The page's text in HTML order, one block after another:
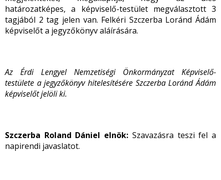
határozatképes, a képviselő-testület megválasztott 3
tagjából 2 tag jelen van. Felkéri Szczerba Loránd Ádám
képviselőt a jegyzőkönyv aláírására.
Az Érdi Lengyel Nemzetiségi Önkormányzat Képviselő-
testülete a jegyzőkönyv hitelesítésére Szczerba Loránd Ádám
képviselőt jelöli ki.
Szczerba Roland Dániel elnök: Szavazásra teszi fel a
napirendi javaslatot.